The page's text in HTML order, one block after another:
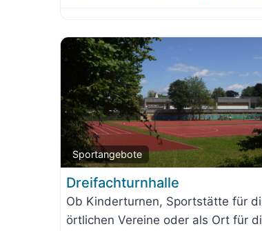
Sportangebote
Dreifachturnhalle
Ob Kinderturnen, Sportstätte für
örtlichen Vereine oder als Ort für